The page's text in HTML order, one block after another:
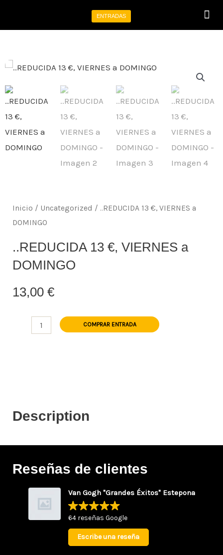
ENTRADAS
Inicio / Uncategorized / ..REDUCIDA 13 €, VIERNES a
DOMINGO
..REDUCIDA 13 €, VIERNES a
DOMINGO
13,00 €
COMPRAR ENTRADA
Description
Reseñas de clientes
Van Gogh "Grandes Éxitos" Estepona
64 reseñas Google
Escribe una reseña